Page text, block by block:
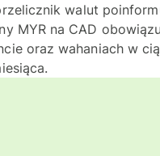
walut
MYR na CAD
oraz wahaniach w